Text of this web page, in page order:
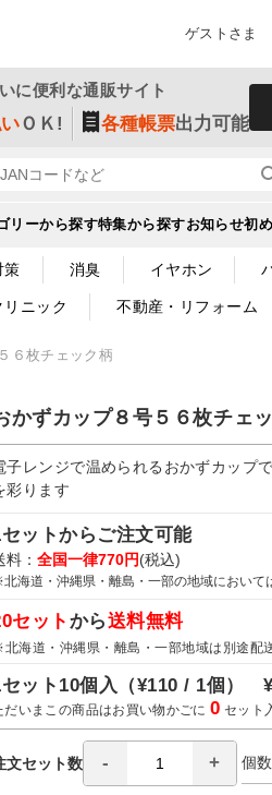
ゲストさま
に便利な通販サイト
ＯＫ! 各種帳票出力可能
リーから探す特集から探すお知らせ初
策 消臭 イヤホン
ニック 不動産・リフォーム
６枚チェック柄
かずカップ８号５６枚チェ
子レンジで温められるおかずカップ
彩ります
ットからご注文可能
料： 全国一律770円(税込)
海道・沖縄県・離島・一部の地域において
セット から送料無料
海道・沖縄県・離島・一部地域は別途配
ット10個入（¥110 / 1個）
だいまこの商品はお買い物かごに0 セット
文セット数 個